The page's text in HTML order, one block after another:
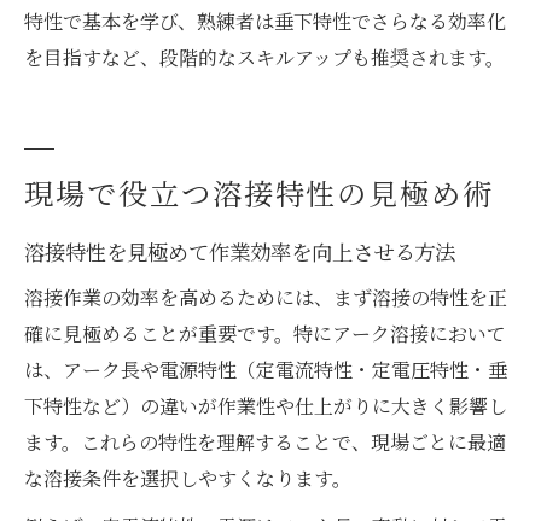
特性で基本を学び、熟練者は垂下特性でさらなる効率化
を目指すなど、段階的なスキルアップも推奨されます。
現場で役立つ溶接特性の見極め術
溶接特性を見極めて作業効率を向上させる方法
溶接作業の効率を高めるためには、まず溶接の特性を正
確に見極めることが重要です。特にアーク溶接において
は、アーク長や電源特性（定電流特性・定電圧特性・垂
下特性など）の違いが作業性や仕上がりに大きく影響し
ます。これらの特性を理解することで、現場ごとに最適
な溶接条件を選択しやすくなります。